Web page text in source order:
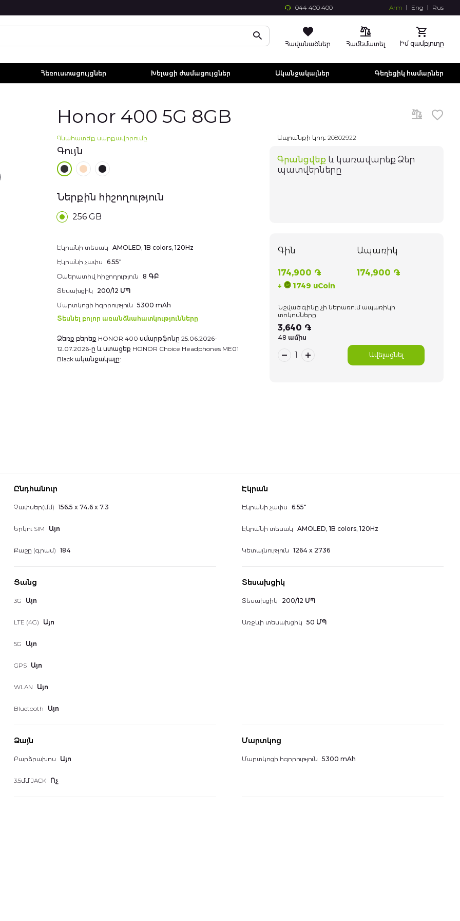
044 400 400
Skip
to
Arm Eng Rus
Իմ զամբյուղը
Համեմատել
Հավանածներ
Հեռուստացույցներ Խելացի ժամացույցներ Ականջակալներ Գեղեցիկ համարներ
Honor 400 5G 8GB
Ապրանքի կոդ:20802922
Գրանցվեք և կառավարեք Ձեր
պատվերները
Գին
174,900 ֏
+ 1749 uCoin
Ապառիկ
174,900 ֏
Նշված գինը չի ներառում ապառիկի
տոկոսները
3,640 ֏
48 ամիս
Ավելացնել
Գնահատե՛ք սարքավորումը
Գույն
Ներքին հիշողություն
256 GB
Additional
information
Էկրանի տեսակ AMOLED, 1B colors, 120Hz
Էկրանի չափս 6.55"
Օպերատիվ հիշողություն 8 ԳԲ
Տեսախցիկ
200/12 ՄՊ
Մարտկոցի հզորություն 5300 mAh
Տեսնել բոլոր առանձնահատկությունները
Ձեռք բերեք HONOR 400 սմարթֆոնը 25.06.2026-
12.07.2026-ը և ստացեք HONOR Choice Headphones ME01
Black ականջակալը:
Ընդհանուր
Չափսեր(մմ) 156.5 x 74.6 x 7.3
Երկու SIM Այո
Քաշը (գրամ) 184
Էկրան
Էկրանի չափս 6.55"
Էկրանի տեսակ AMOLED, 1B colors, 120Hz
Կետայնություն 1264 x 2736
Ցանց
3G Այո
LTE (4G) Այո
5G Այո
GPS Այո
WLAN Այո
Bluetooth Այո
Տեսախցիկ
Տեսախցիկ 200/12 ՄՊ
Առջևի տեսախցիկ 50 ՄՊ
Ձայն
Բարձրախոս Այո
3.5մմ JACK Ոչ
Մարտկոց
Մարտկոցի հզորություն 5300 mAh